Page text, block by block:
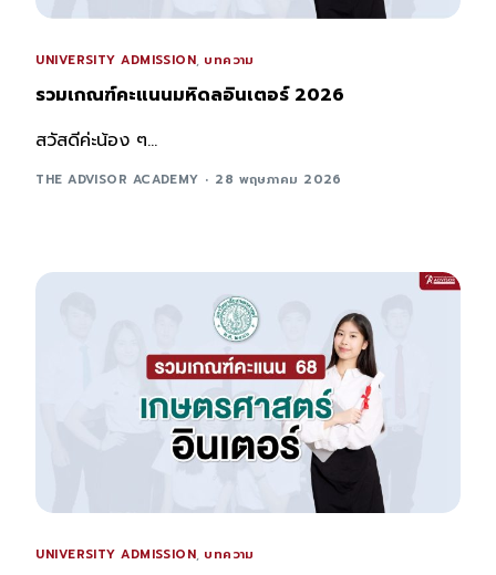
UNIVERSITY ADMISSION, บทความ
รวมเกณฑ์คะแนนมหิดลอินเตอร์ 2026
สวัสดีค่ะน้อง ๆ...
THE ADVISOR ACADEMY 28 พฤษภาคม 2026
UNIVERSITY ADMISSION, บทความ